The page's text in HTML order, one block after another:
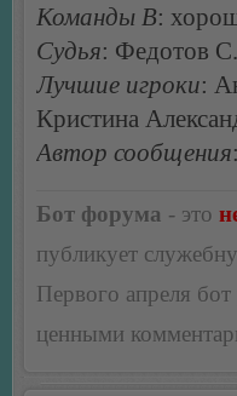
Команды В:
Судья: Федотов
Лучшие игроки:
Кристина
Автор сообщения
Бот форума - это
публикует
Первого апреля
ценными